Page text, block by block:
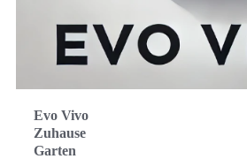
Evo Vivo
Zuhause
Garten